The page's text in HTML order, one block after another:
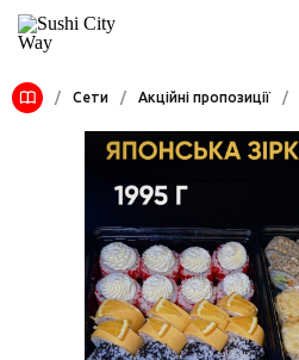
/ Сети / Акційні пропозиції /